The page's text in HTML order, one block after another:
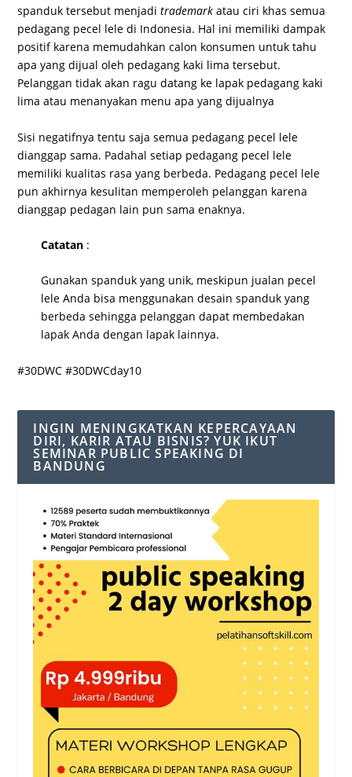
spanduk tersebut menjaditrademark atau ciri khas semua
pedagang pecel lele di Indonesia. Hal ini memiliki dampak
positif karena memudahkan calon konsumen untuk tahu
apa yang dijual oleh pedagang kaki lima tersebut.
Pelanggan tidak akan ragu datang ke lapak pedagang kaki
lima atau menanyakan menu apa yang dijualnya
Sisi negatifnya tentu saja semua pedagang pecel lele
dianggap sama. Padahal setiap pedagang pecel lele
memiliki kualitas rasa yang berbeda. Pedagang pecel lele
pun akhirnya kesulitan memperoleh pelanggan karena
dianggap pedagan lain pun sama enaknya.
Catatan :
Gunakan spanduk yang unik, meskipun jualan pecel
lele Anda bisa menggunakan desain spanduk yang
berbeda sehingga pelanggan dapat membedakan
lapak Anda dengan lapak lainnya.
#30DWC #30DWCday10
INGIN MENINGKATKAN KEPERCAYAAN
DIRI, KARIR ATAU BISNIS? YUK IKUT
SEMINAR PUBLIC SPEAKING DI
BANDUNG